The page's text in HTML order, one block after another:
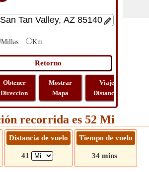
Millas Km
Obtener
Direccion
Mostrar
Mapa
Viaje
Distancia
recorrida es 52 Mi
Distancia de vuelo
41
Tiempo de vuelo
34 mins